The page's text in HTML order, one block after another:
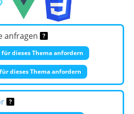
anfragen
dieses Thema anfordern
dieses Thema anfordern